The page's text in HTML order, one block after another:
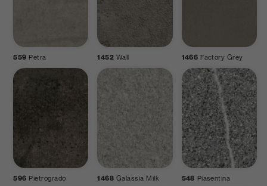
559 Petra 1452 Wall 1466 Factory Grey
596 Pietrogrado 1468 Galassia Milk 548 Piasentina